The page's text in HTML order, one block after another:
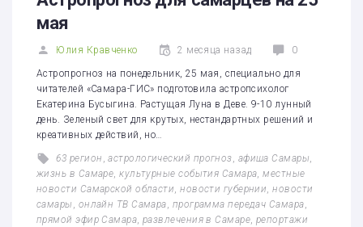
мая
Юлия Кравченко 2 месяца назад 0
Астропрогноз на понедельник, 25 мая, специально для
читателей «Самара-ГИС» подготовила астропсихолог
Екатерина Бусыгина. Растущая Луна в Деве. 9-10 лунный
день. Зеленый свет для крутых, нестандартных решений и
креативных действий, но…
63 регион ,астрологический прогноз, афиша Самары,
жизнь в Самаре,культурные события Самара,местные
новости Самарской области,новости губернии,новости
самары , онлайн ТВ Самара, программа передач Самара,
прямой эфир Самара,развлечения в Самаре, репортажи